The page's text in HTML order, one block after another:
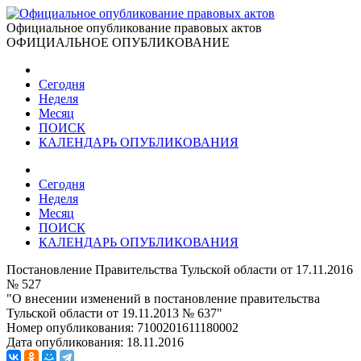
Официальное опубликование правовых актов
ОФИЦИАЛЬНОЕ ОПУБЛИКОВАНИЕ
Сегодня
Неделя
Месяц
ПОИСК
КАЛЕНДАРЬ ОПУБЛИКОВАНИЯ
Сегодня
Неделя
Месяц
ПОИСК
КАЛЕНДАРЬ ОПУБЛИКОВАНИЯ
Постановление Правительства Тульской области от 17.11.2016
№ 527
"О внесении изменений в постановление правительства
Тульской области от 19.11.2013 № 637"
Номер опубликования: 7100201611180002
Дата опубликования: 18.11.2016